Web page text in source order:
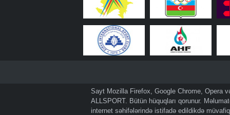
Sayt Mozilla Firefox, Google Chrome, Opera
ALLSPORT. Bütün hüquqları qorunur.
internet səhifələrində istifadə edildikdə